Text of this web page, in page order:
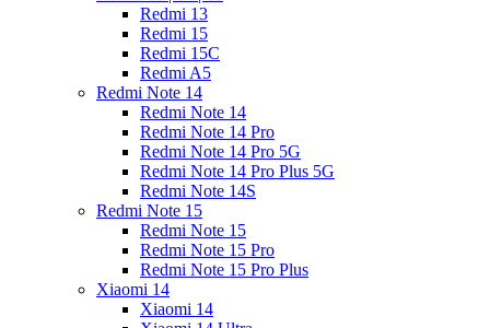
Redmi 13
Redmi 15
Redmi 15C
Redmi A5
Redmi Note 14
Redmi Note 14
Redmi Note 14 Pro
Redmi Note 14 Pro 5G
Redmi Note 14 Pro Plus 5G
Redmi Note 14S
Redmi Note 15
Redmi Note 15
Redmi Note 15 Pro
Redmi Note 15 Pro Plus
Xiaomi 14
Xiaomi 14